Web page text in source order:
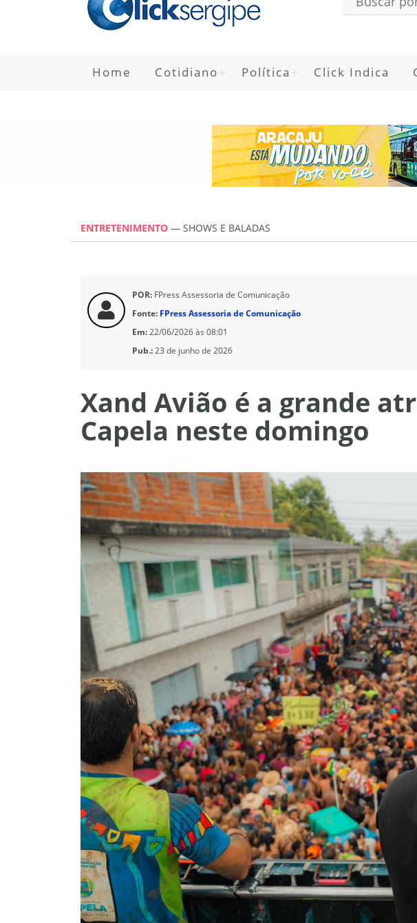
Home Cotidiano Política Click Indica
ENTRETENIMENTO — SHOWS E BALADAS
POR: FPress Assessoria de Comunicação
Fonte: FPress Assessoria de Comunicação
Em:22/06/2026 às 08:01
Pub.:23 de junho de 2026
Xand Avião é a grande
Capela neste domingo